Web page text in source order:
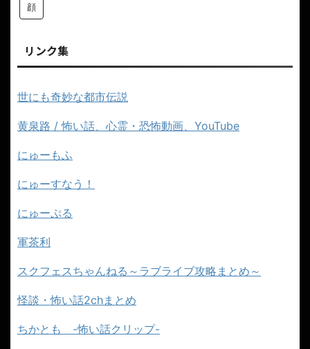
顔
リンク集
世にも奇妙な都市伝説
黄泉路 / 怖い話、心霊・恐怖動画、YouTube
にゅーもふ
にゅーすなう！
にゅーぷる
軍茶利
スクフェスちゃんねる～ラブライブ攻略まとめ～
怪談・怖い話2chまとめ
ちかとも -怖い話クリップ-